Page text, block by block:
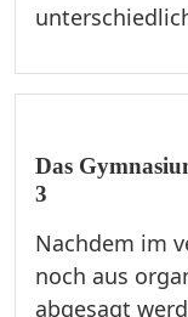
Das
3
Nachdem im
noch aus
abgesagt